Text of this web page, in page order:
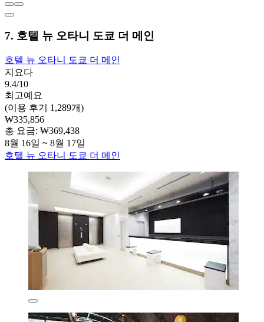
7. 호텔 뉴 오타니 도쿄 더 메인
호텔 뉴 오타니 도쿄 더 메인
지요다
9.4/10
최고예요
(이용 후기 1,289개)
₩335,856
총 요금: ₩369,438
8월 16일 ~ 8월 17일
호텔 뉴 오타니 도쿄 더 메인